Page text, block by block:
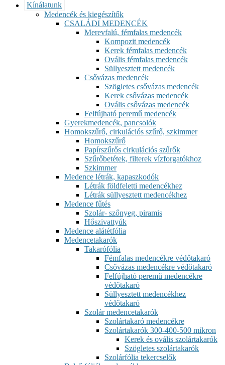
Kínálatunk
Medencék és kiegészítők
CSALÁDI MEDENCÉK
Merevfalú, fémfalas medencék
Kompozit medencék
Kerek fémfalas medencék
Ovális fémfalas medencék
Süllyesztett medencék
Csővázas medencék
Szögletes csővázas medencék
Kerek csővázas medencék
Ovális csővázas medencék
Felfújható peremű medencék
Gyerekmedencék, pancsolók
Homokszűrő, cirkulációs szűrő, szkimmer
Homokszűrő
Papírszűrős cirkulációs szűrők
Szűrőbetétek, filterek vízforgatókhoz
Szkimmer
Medence létrák, kapaszkodók
Létrák földfeletti medencékhez
Létrák süllyesztett medencékhez
Medence fűtés
Szolár- szőnyeg, piramis
Hőszivattyúk
Medence alátétfólia
Medencetakarók
Takarófólia
Fémfalas medencékre védőtakaró
Csővázas medencékre védőtakaró
Felfújható peremű medencékre
védőtakaró
Süllyesztett medencékhez
védőtakaró
Szolár medencetakarók
Szolártakaró medencékre
Szolártakarók 300-400-500 mikron
Kerek és ovális szolártakarók
Szögletes szolártakarók
Szolárfólia tekercselők